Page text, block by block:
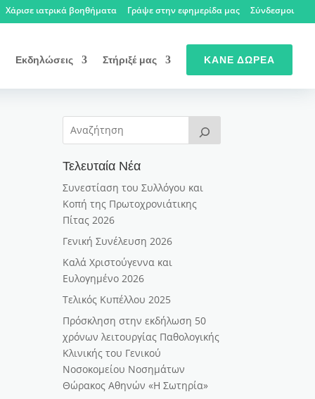
Χάρισε ιατρικά βοηθήματα Γράψε στην εφημερίδα μας Σύνδεσμοι
Εκδηλώσεις Στήριξέ μας ΚΆΝΕ ΔΩΡΕΆ
Τελευταία Νέα
Συνεστίαση του Συλλόγου και
Κοπή της Πρωτοχρονιάτικης
Πίτας 2026
Γενική Συνέλευση 2026
Καλά Χριστούγεννα και
Ευλογημένο 2026
Τελικός Κυπέλλου 2025
Πρόσκληση στην εκδήλωση 50
χρόνων λειτουργίας Παθολογικής
Κλινικής του Γενικού
Νοσοκομείου Νοσημάτων
Θώρακος Αθηνών «Η Σωτηρία»